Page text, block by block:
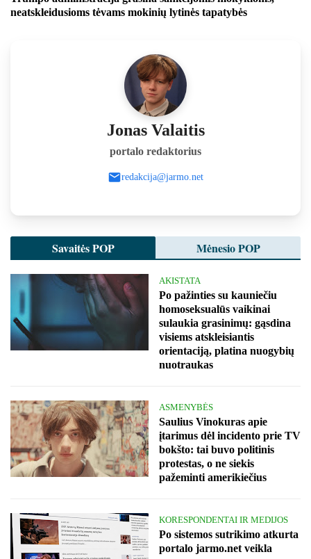
neatskleidusioms tėvams mokinių lytinės tapatybės
Jonas Valaitis
portalo redaktorius
redakcija@jarmo.net
Savaitės POP Mėnesio POP
AKISTATA
Po pažinties su kauniečiu
homoseksualūs vaikinai
sulaukia grasinimų: gąsdina
visiems atskleisiantis
orientaciją, platina nuogybių
nuotraukas
ASMENYBĖS
Saulius Vinokuras apie
įtarimus dėl incidento prie TV
bokšto: tai buvo politinis
protestas, o ne siekis
pažeminti amerikiečius
KORESPONDENTAI IR MEDIJOS
Po sistemos sutrikimo atkurta
portalo jarmo.net veikla